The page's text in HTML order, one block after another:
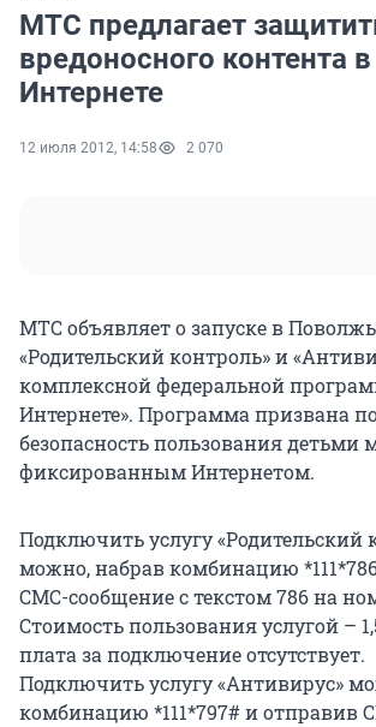
МТС предлагает
вредоносного контента в
Интернете
12 июля 2012, 14:58 2 070
МТС объявляет о запуске в
«Родительский контроль» и
комплексной федеральной
Интернете». Программа призвана
безопасность пользования
фиксированным Интернетом.
Подключить услугу «Родительский
можно, набрав комбинацию
СМС-сообщение с текстом 786 на
Стоимость пользования услугой –
плата за подключение отсутствует.
Подключить услугу «Антивирус»
комбинацию *111*797# и отправив